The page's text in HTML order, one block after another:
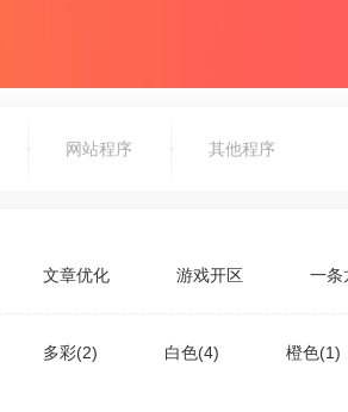
网站程序 其他程序
文章优化 游戏开区 一条
多彩(2) 白色(4) 橙色(1)